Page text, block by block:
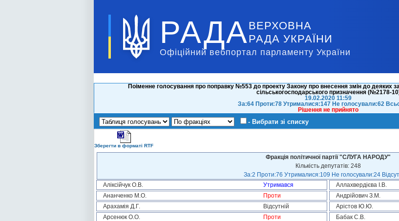
РАДА ВЕРХОВНА
РАДА УКРАЇНИ
Офіційний вебпортал парламенту України
Поіменне голосування про поправку №553 до проекту Закону про внесення змін до деяких
сільськогосподарського призначення (№2178-
19.02.2020 11:59
За:64 Проти:78 Утрималися:147 Не голосували:62
Рішення не прийнято
- Вибрати зі списку
Зберегти в форматі RTF
Фракція політичної партії "СЛУГА НАРОДУ"
Кількість депутатів: 248
За:2 Проти:76 Утрималися:109 Не голосували:24
Аліксійчук О.В.
Утримався Аллахвердієва І.В.
Ананченко М.О.
Проти Андрійович З.М.
Арахамія Д.Г.
Відсутній Арістов Ю.Ю.
Арсенюк О.О.
Проти Бабак С.В.